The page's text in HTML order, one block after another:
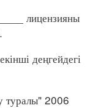
лицензияны
деңгейдегі
туралы" 2006